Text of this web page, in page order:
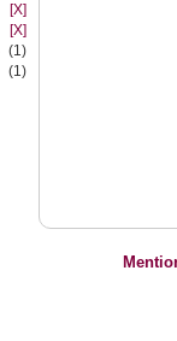
[X]
[X]
(1)
(1)